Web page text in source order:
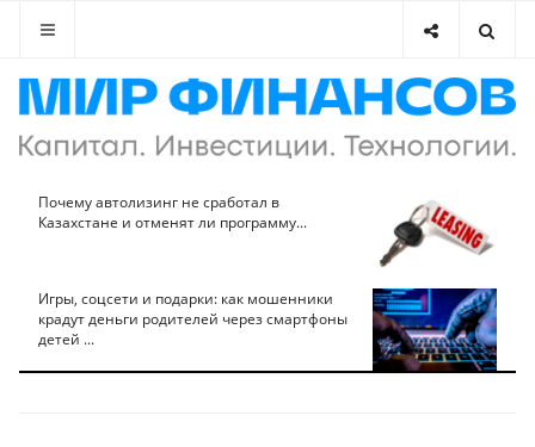
Почему автолизинг не сработал в
Казахстане и отменят ли программу...
Игры, соцсети и подарки: как мошенники
крадут деньги родителей через смартфоны
детей ...